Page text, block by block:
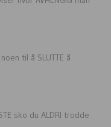
til å SLUTTE å
sko du ALDRI trodde